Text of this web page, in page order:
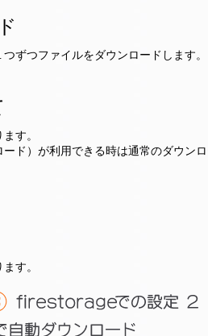
ずつファイルをダウンロードします。
す。
ド）が利用できる時は通常のダウン
す。